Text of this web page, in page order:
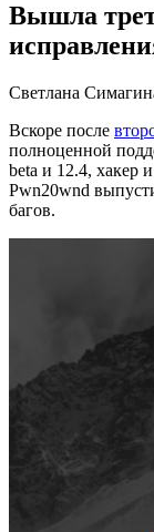
Вышла
Светлана
Вскоре после
полноценной
beta и 12.4, хакер
Pwn20wnd
багов.